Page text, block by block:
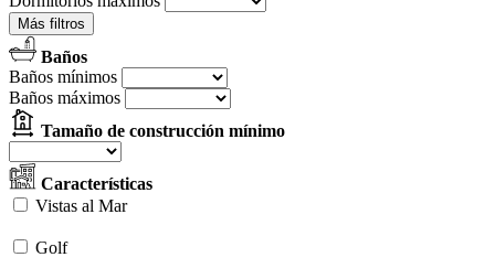
Más filtros
Baños
Baños mínimos
Baños máximos
Tamaño de construcción mínimo
Características
Vistas al Mar
Golf